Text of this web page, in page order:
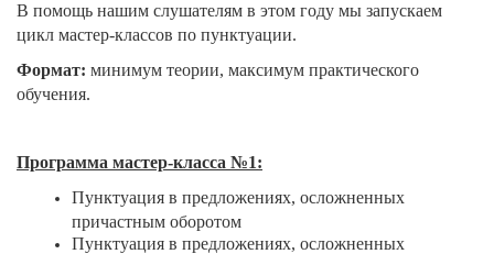
В помощь нашим слушателям в этом году мы запускаем
цикл мастер-классов по пунктуации.
Формат: минимум теории, максимум практического
обучения.
Программа мастер-класса №1:
Пунктуация в предложениях, осложненных
причастным оборотом
Пунктуация в предложениях, осложненных